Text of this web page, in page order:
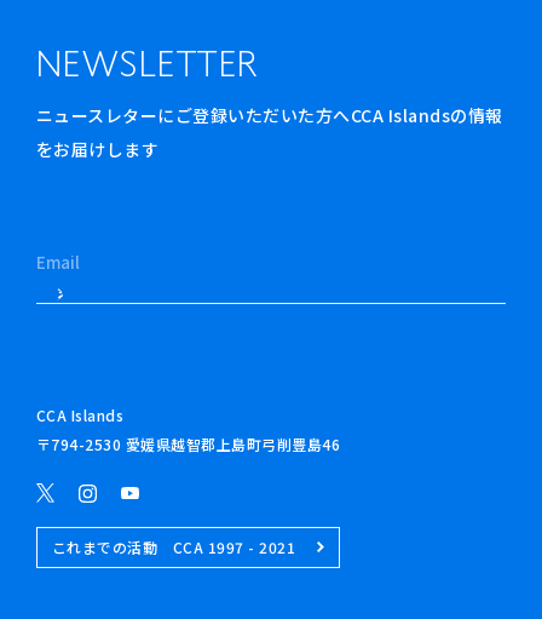
NEWSLETTER
ニュースレターにご登録いただいた方へCCA Islandsの情報
をお届けします
CCA Islands
〒794-2530 愛媛県越智郡上島町弓削豊島46
これまでの活動 CCA 1997 - 2021